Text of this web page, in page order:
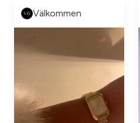
Välkommen